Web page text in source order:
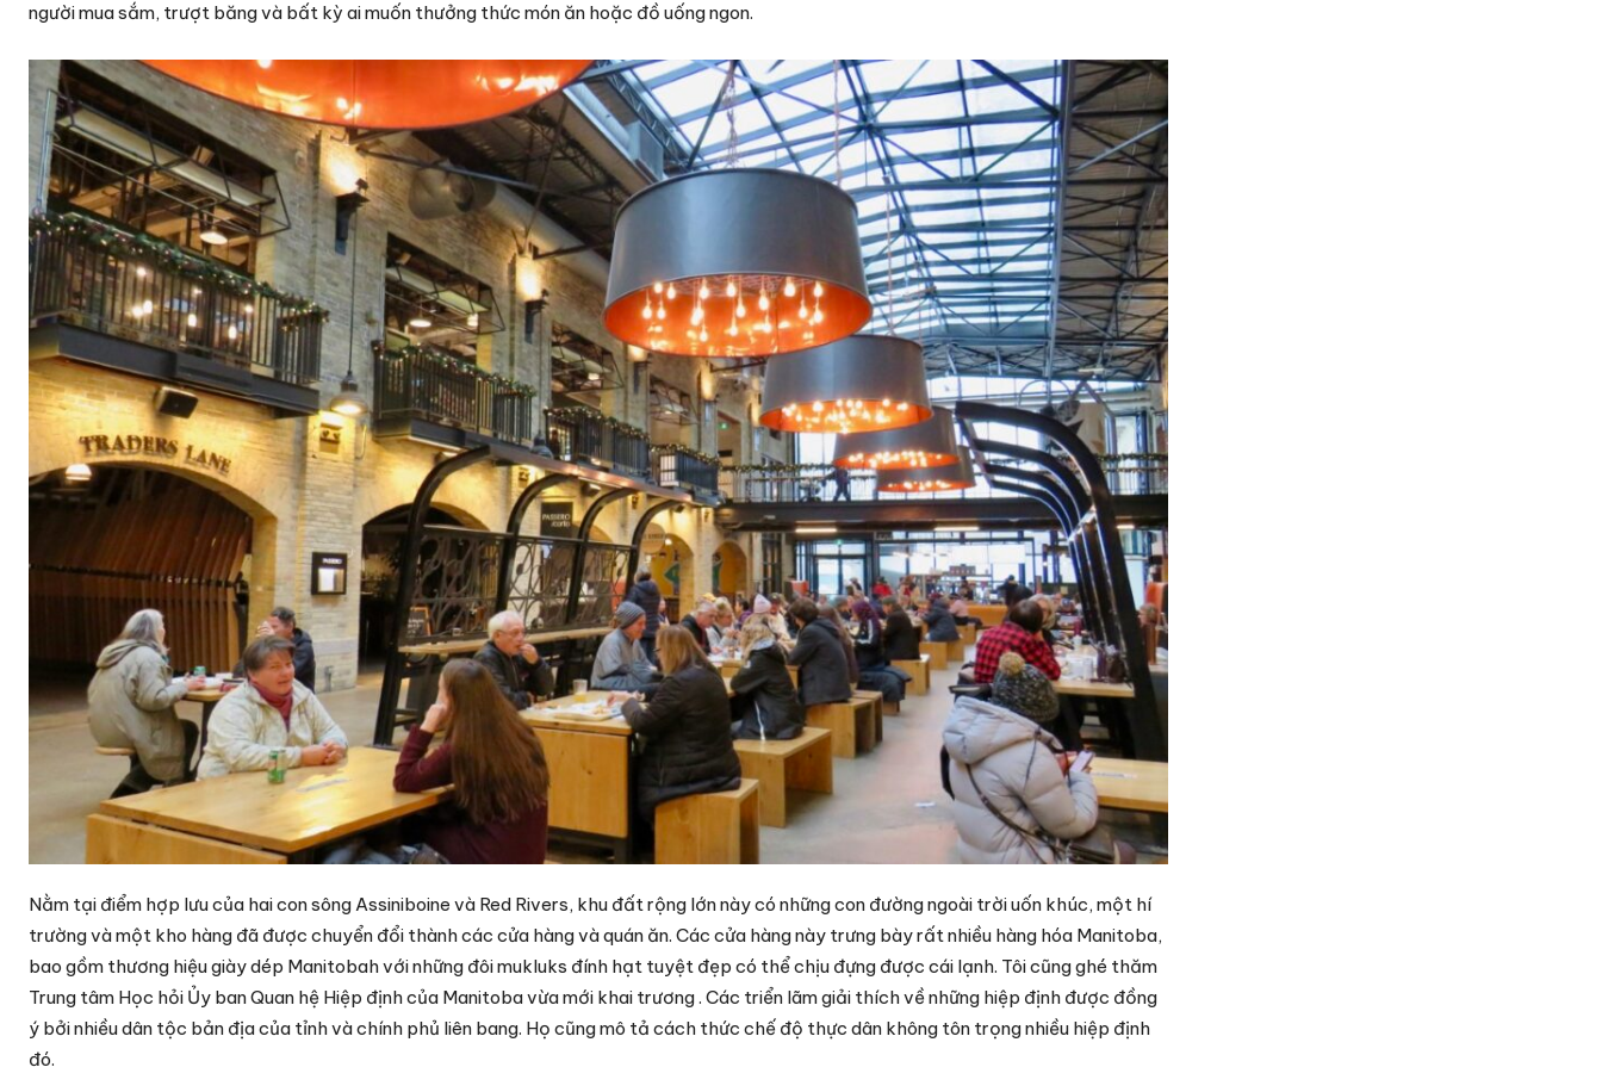
người mua sắm, trượt băng và bất kỳ ai muốn thưởng thức món ăn hoặc đồ uống ngon.
Nằm tại điểm hợp lưu của hai con sông Assiniboine và Red Rivers, khu đất rộng lớn này có những con đường ngoài trời uốn khúc, một hí
trường và một kho hàng đã được chuyển đổi thành các cửa hàng và quán ăn. Các cửa hàng này trưng bày rất nhiều hàng hóa Manitoba,
bao gồm thương hiệu giày dép Manitobah với những đôi mukluks đính hạt tuyệt đẹp có thể chịu đựng được cái lạnh. Tôi cũng ghé thăm
Trung tâm Học hỏi Ủy ban Quan hệ Hiệp định của Manitoba vừa mới khai trương . Các triển lãm giải thích về những hiệp định được đồng
ý bởi nhiều dân tộc bản địa của tỉnh và chính phủ liên bang. Họ cũng mô tả cách thức chế độ thực dân không tôn trọng nhiều hiệp định
đó.